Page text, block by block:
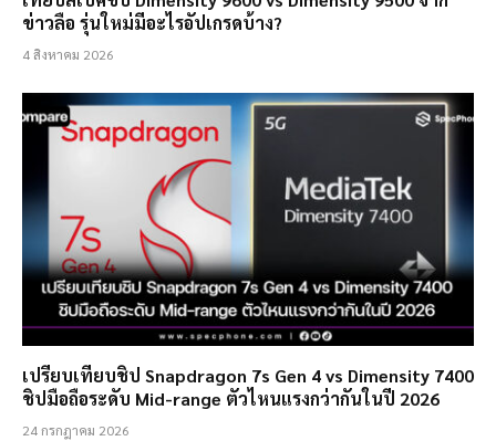
ข่าวลือ รุ่นใหม่มีอะไรอัปเกรดบ้าง?
4 สิงหาคม 2026
เปรียบเทียบชิป Snapdragon 7s Gen 4 vs Dimensity 7400
ชิปมือถือระดับ Mid-range ตัวไหนแรงกว่ากันในปี 2026
24 กรกฎาคม 2026